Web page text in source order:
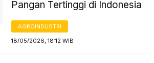
Pangan Tertinggi di Indonesia
AGROINDUSTRI
18/05/2026, 18:12 WIB